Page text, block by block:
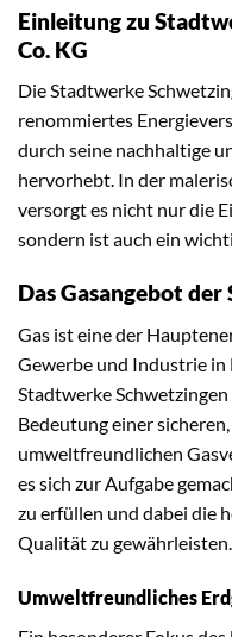
Einleitung zu
Co. KG
Die Stadtwerke
renommiertes
durch seine nachhaltige
hervorhebt. In der
versorgt es nicht nur die
sondern ist auch ein
Das Gasangebot
Gas ist eine der
Gewerbe und Industrie
Stadtwerke
Bedeutung einer
umweltfreundlichen
es sich zur Aufgabe
zu erfüllen und dabei die
Qualität zu gewährleisten.
Umweltfreundliches